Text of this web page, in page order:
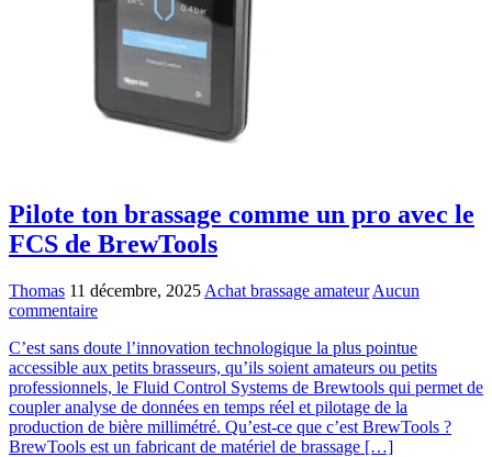
Pilote ton brassage comme un pro avec le
FCS de BrewTools
Thomas 11 décembre, 2025 Achat brassage amateur Aucun
commentaire
C’est sans doute l’innovation technologique la plus pointue
accessible aux petits brasseurs, qu’ils soient amateurs ou petits
professionnels, le Fluid Control Systems de Brewtools qui permet de
coupler analyse de données en temps réel et pilotage de la
production de bière millimétré. Qu’est-ce que c’est BrewTools ?
BrewTools est un fabricant de matériel de brassage […]